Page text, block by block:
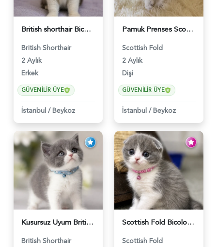
British shorthair Bicolor Lilac Erkek - 5905
British Shorthair
2 Aylık
Erkek
GÜVENILIR ÜYE
İstanbul / Beykoz
Pamuk Prenses Scottish Fold Maviş Yavrumuz - 6009
Scottish Fold
2 Aylık
Dişi
GÜVENILIR ÜYE
İstanbul / Beykoz
Kusursuz Uyum British Shorthair Bi Color Erkek - 6011
British Shorthair
Scottish Fold Bicolor Lilac Dişi - 6014
Scottish Fold